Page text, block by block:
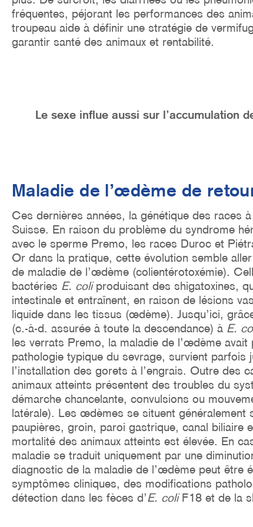
fréquentes, péjorant les performances des
troupeau aide à définir une stratégie de
garantir santé des animaux et rentabilité.
Le sexe influe aussi sur l’accumulation
Maladie de l’œdème de
Ces dernières années, la génétique des races
Suisse. En raison du problème du syndrome
avec le sperme Premo, les races Duroc et
Or dans la pratique, cette évolution semble
de maladie de l’œdème (colientérotoxémie).
bactéries E. coliproduisant des shigatoxines,
intestinale et entraînent, en raison de lésions
liquide dans les tissus (œdème). Jusqu’ici,
(c.-à-d. assurée à toute la descendance) à E.
les verrats Premo, la maladie de l’œdème
pathologie typique du sevrage, survient parfois
l’installation des gorets à l’engrais. Outre des
animaux atteints présentent des troubles du
démarche chancelante, convulsions ou
latérale). Les œdèmes se situent généralement
paupières, groin, paroi gastrique, canal biliaire
mortalité des animaux atteints est élevée. En
maladie se traduit uniquement par une
diagnostic de la maladie de l’œdème peut être
symptômes cliniques, des modifications
détection dans les fèces d’E. coliF18 et de la